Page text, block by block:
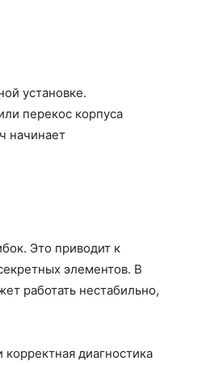
установке.
перекос корпуса
начинает
Это приводит к
элементов. В
работать нестабильно,
диагностика